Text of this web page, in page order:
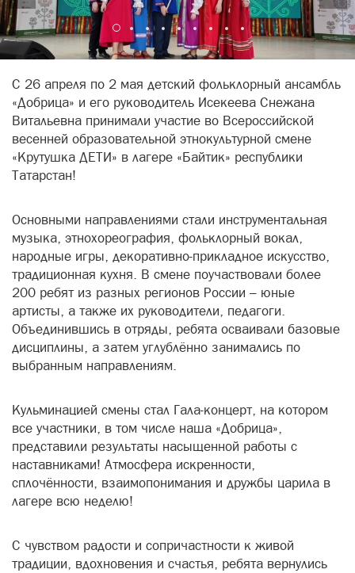
С 26 апреля по 2 мая детский фольклорный ансамбль
«Добрица» и его руководитель Исекеева Снежана
Витальевна принимали участие во Всероссийской
весенней образовательной этнокультурной смене
«Крутушка ДЕТИ» в лагере «Байтик» республики
Татарстан!
Основными направлениями стали инструментальная
музыка, этнохореография, фольклорный вокал,
народные игры, декоративно-прикладное искусство,
традиционная кухня. В смене поучаствовали более
200 ребят из разных регионов России – юные
артисты, а также их руководители, педагоги.
Объединившись в отряды, ребята осваивали базовые
дисциплины, а затем углублённо занимались по
выбранным направлениям.
Кульминацией смены стал Гала-концерт, на котором
все участники, в том числе наша «Добрица»,
представили результаты насыщенной работы с
наставниками! Атмосфера искренности,
сплочённости, взаимопонимания и дружбы царила в
лагере всю неделю!
С чувством радости и сопричастности к живой
традиции, вдохновения и счастья, ребята вернулись